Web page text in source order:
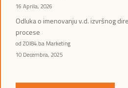
16 Aprila, 2026
Odluka o imenovanju v.d. izvršnog
procese
od ZOI84.ba Marketing
10 Decembra, 2025